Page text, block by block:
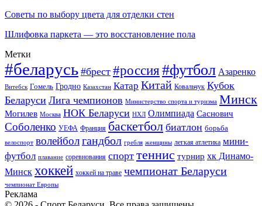
Советы по выбору цвета для отделки стен
Шлифовка паркета — это восстановление пола
Метки
#беларусь #брест #россия#футбол Азаренко
Витебск Гомель Гродно Казахстан Катар Китай Ковальчук Кубок
Беларуси Лига чемпионов Министерство спорта и туризма Минск
Могилев Москва НОК Беларуси НХЛ Олимпиада Саснович
Соболенко УЕФА Франция баскетбол биатлон борьба
велоспорт волейболгандбол гребля женщины легкая атлетика мини-
футбол плавание соревнования спорт теннис турнир хк Динамо-
Минск хоккей хоккей на траве чемпионат Беларуси
чемпионат Европы
Реклама